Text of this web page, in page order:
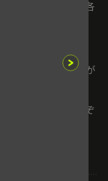
セス・ログイン・各
多少前後する場合が
けしますが、何とぞ
します。